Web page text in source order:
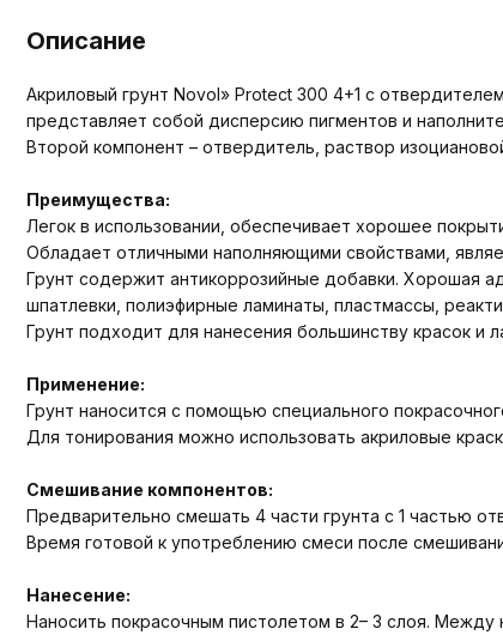
Описание
Акриловый грунт Novol» Protect 300 4+1 с
представляет собой дисперсию пигментов и
Второй компонент – отвердитель, раствор
Преимущества:
Легок в использовании, обеспечивает хорошее
Обладает отличными наполняющими свойствами,
Грунт содержит антикоррозийные добавки. Хорошая
шпатлевки, полиэфирные ламинаты, пластмассы,
Грунт подходит для нанесения большинству красок и
Применение:
Грунт наносится с помощью специального
Для тонирования можно использовать акриловые
Смешивание компонентов:
Предварительно смешать 4 части грунта с 1 частью
Время готовой к употреблению смеси после
Нанесение:
Наносить покрасочным пистолетом в 2– 3 слоя.